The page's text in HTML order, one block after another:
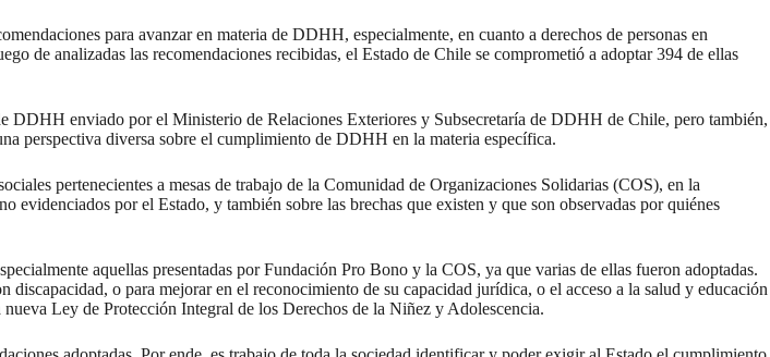
para avanzar en materia de DDHH, especialmente, en cuanto a derechos de personas en
de analizadas las recomendaciones recibidas, el Estado de Chile se comprometió a adoptar 394 de ellas
DDHH enviado por el Ministerio de Relaciones Exteriores y Subsecretaría de DDHH de Chile, pero también,
perspectiva diversa sobre el cumplimiento de DDHH en la materia específica.
pertenecientes a mesas de trabajo de la Comunidad de Organizaciones Solidarias (COS), en la
evidenciados por el Estado, y también sobre las brechas que existen y que son observadas por quiénes
aquellas presentadas por Fundación Pro Bono y la COS, ya que varias de ellas fueron adoptadas.
o para mejorar en el reconocimiento de su capacidad jurídica, o el acceso a la salud y educación
Ley de Protección Integral de los Derechos de la Niñez y Adolescencia.